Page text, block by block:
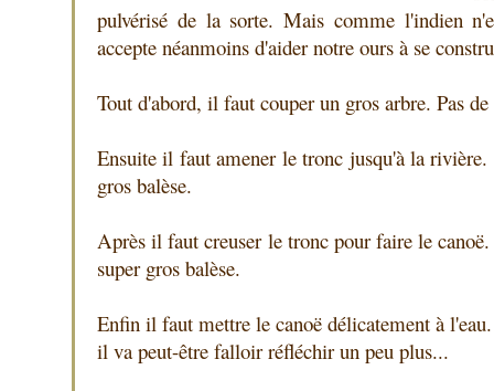
pulvérisé de la sorte. Mais comme l'indien
accepte néanmoins d'aider notre ours à se
Tout d'abord, il faut couper un gros arbre. Pas
Ensuite il faut amener le tronc jusqu'à la
gros balèse.
Après il faut creuser le tronc pour faire le
super gros balèse.
Enfin il faut mettre le canoë délicatement à
il va peut-être falloir réfléchir un peu plus...